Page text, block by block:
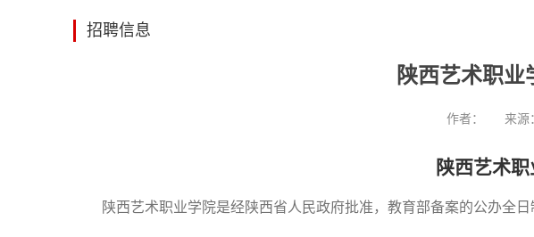
招聘信息
陕西艺术职业
作者： 来源：
陕西艺术
陕西艺术职业学院是经陕西省人民政府批准，教育部备案的公办全